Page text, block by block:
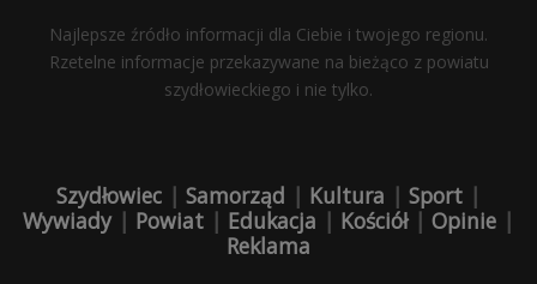
Najlepsze źródło informacji dla Ciebie i twojego regionu.
Rzetelne informacje przekazywane na bieżąco z powiatu
szydłowieckiego i nie tylko.
Szydłowiec | Samorząd | Kultura | Sport |
Wywiady| Powiat | Edukacja | Kościół| Opinie |
Reklama